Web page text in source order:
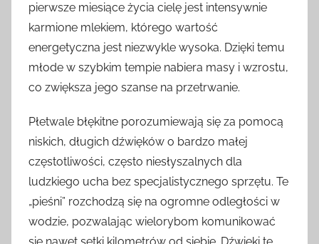
pierwsze miesiące życia cielę jest intensywnie
karmione mlekiem, którego wartość
energetyczna jest niezwykle wysoka. Dzięki temu
młode w szybkim tempie nabiera masy i wzrostu,
co zwiększa jego szanse na przetrwanie.
Płetwale błękitne porozumiewają się za pomocą
niskich, długich dźwięków o bardzo małej
częstotliwości, często niesłyszalnych dla
ludzkiego ucha bez specjalistycznego sprzętu. Te
„pieśni” rozchodzą się na ogromne odległości w
wodzie, pozwalając wielorybom komunikować